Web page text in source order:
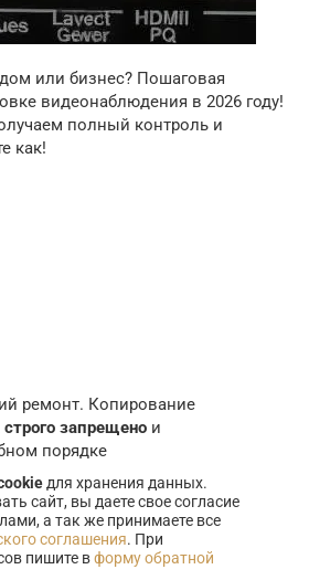
или бизнес? Пошаговая
видеонаблюдения в 2026 году!
полный контроль и
как!
ремонт. Копирование
строго запрещено и
порядке
для хранения данных.
сайт, вы даете свое согласие
а так же принимаете все
соглашения. При
пишите вформу обратной